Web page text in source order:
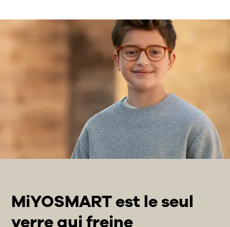
MiYOSMART est le seul
verre qui freine